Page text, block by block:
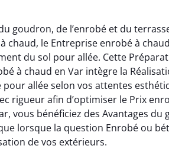
goudron, de l’enrobé et du
chaud, le Entreprise enrobé à
du sol pour allée. Cette
à chaud en Var intègre la
allée selon vos attentes
rigueur afin d’optimiser le Prix
vous bénéficiez des Avantages du
lorsque la question Enrobé ou
de vos extérieurs.